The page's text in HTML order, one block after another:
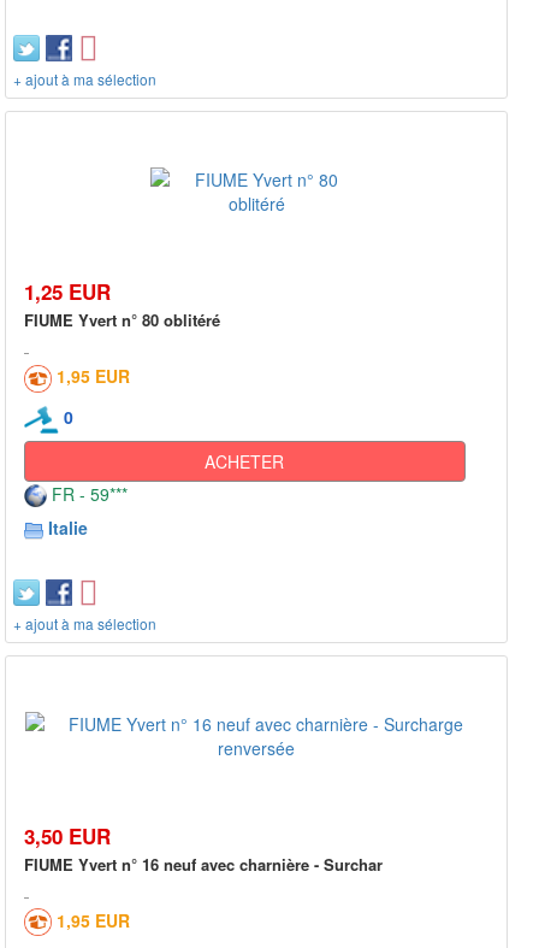
+ ajout à ma sélection
1,25 EUR
FIUME Yvert n° 80 oblitéré
1,95 EUR
0
ACHETER
FR - 59***
Italie
+ ajout à ma sélection
3,50 EUR
FIUME Yvert n° 16 neuf avec charnière - Surchar
1,95 EUR